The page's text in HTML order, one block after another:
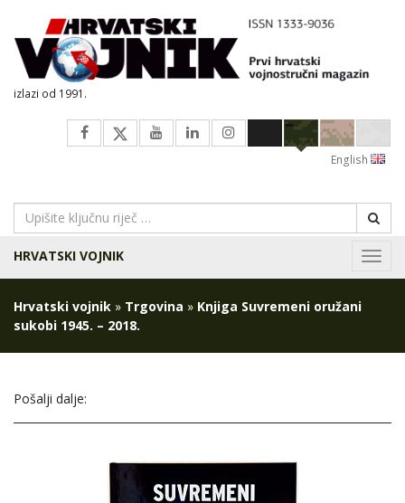
izlazi od 1991.
English
HRVATSKI VOJNIK
Hrvatski vojnik » Trgovina » Knjiga Suvremeni oružani
sukobi 1945. – 2018.
Pošalji dalje: